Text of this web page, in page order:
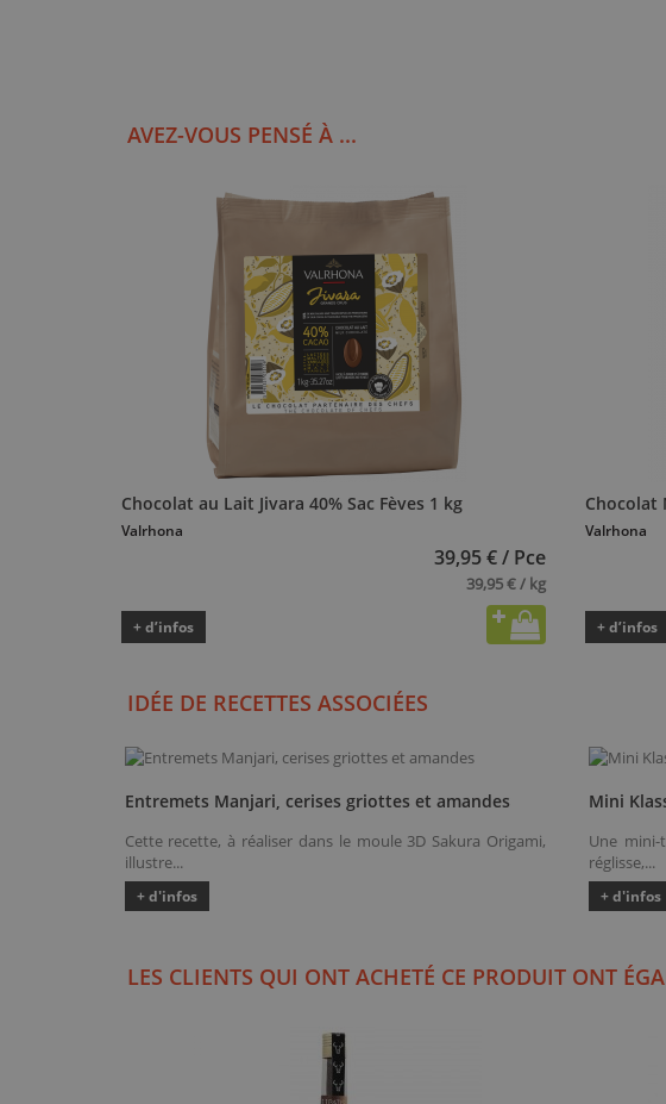
AVEZ-VOUS PENSÉ À ...
Chocolat au Lait Jivara 40% Sac Fèves 1 kg
Valrhona
39,95 € / Pce
39,95 € / kg
+ d’infos
Chocolat
Valrhona
+ d’infos
IDÉE DE RECETTES ASSOCIÉES
Entremets Manjari, cerises griottes et amandes
Cette recette, à réaliser dans le moule 3D Sakura Origami,
illustre...
+ d'infos
Mini
Une
réglisse,...
+ d'infos
LES CLIENTS QUI ONT ACHETÉ CE PRODUIT ONT